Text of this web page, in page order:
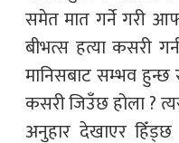
समेत मात गर्ने गरी
बीभत्स हत्या कसरी
मानिसबाट सम्भव हुन्छ
कसरी जिउँछ होला ?
अनुहार देखाएर